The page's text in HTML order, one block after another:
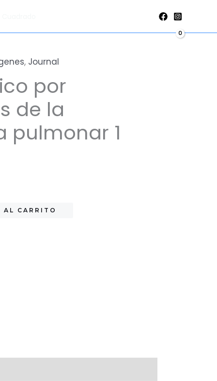
, Journal
por
de la
pulmonar 1
AL CARRITO
patología
Edición
cantidad